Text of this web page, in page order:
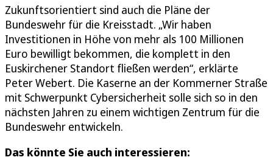
Zukunftsorientiert sind auch die Pläne der
Bundeswehr für die Kreisstadt. „Wir haben
Investitionen in Höhe von mehr als 100 Millionen
Euro bewilligt bekommen, die komplett in den
Euskirchener Standort fließen werden“, erklärte
Peter Webert. Die Kaserne an der Kommerner Straße
mit Schwerpunkt Cybersicherheit solle sich so in den
nächsten Jahren zu einem wichtigen Zentrum für die
Bundeswehr entwickeln.
Das könnte Sie auch interessieren: